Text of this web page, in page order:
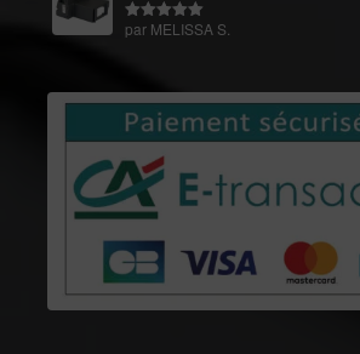
Note 5sur
par MELISSA S.